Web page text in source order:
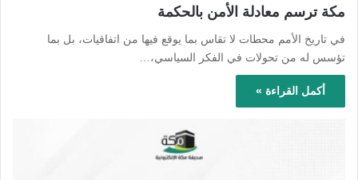
مكة ترسم معادلة الأمن بالحكمة
في تاريخ الأمم محطات لا تقاس بما يوقع فيها من اتفاقيات، بل بما
تؤسس له من تحولات في الفكر السياسي،…
أكمل القراءة »